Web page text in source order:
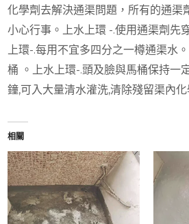
化學劑去解決通渠問題，所有的通
小心行事。上水上環 -.使用通渠劑先
上環-.每用不宜多四分之一樽通渠水
桶 。上水上環-.頭及臉與馬桶保持一
鐘,可入大量清水灌洗,清除殘留渠內化
相關